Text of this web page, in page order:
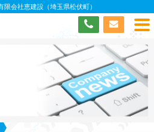
限会社恵建設（埼玉県松伏町）